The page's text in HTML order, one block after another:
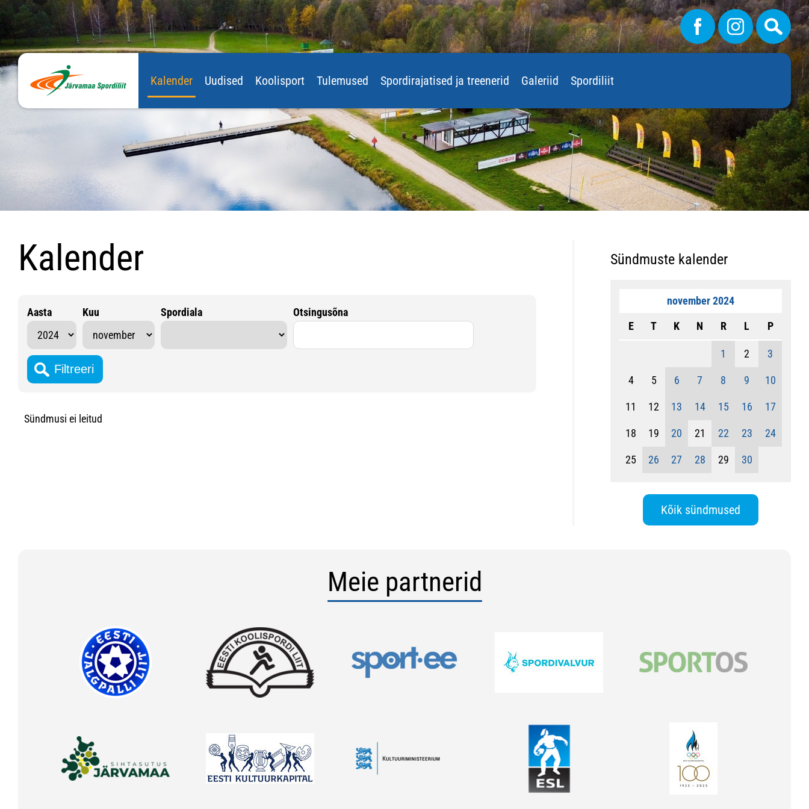
Kalender Uudised Koolisport Tulemused Spordirajatised ja treenerid Galeriid Spordiliit
Kalender
Aasta Kuu Spordiala Otsingusõna
Sündmusi ei leitud
Sündmuste kalender
november 2024
E
T K N R L P
1 2 3
4 5 6 7 8 9 10
11 12 13 14 15 16 17
18 19 20 21 22 23 24
25 26 27 28 29 30
Kõik sündmused
Meie partnerid